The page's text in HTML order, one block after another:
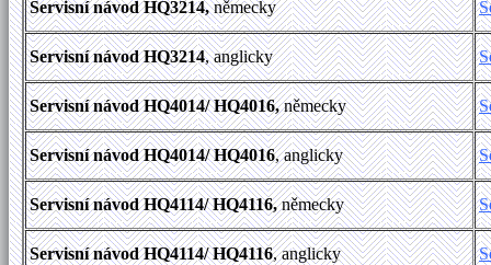
Servisní návod HQ3214,německy
Servisní návod HQ3214, anglicky
Servisní návod HQ4014/ HQ4016,německy
Servisní návod HQ4014/ HQ4016, anglicky
Servisní návod HQ4114/ HQ4116,německy
Servisní návod HQ4114/ HQ4116, anglicky